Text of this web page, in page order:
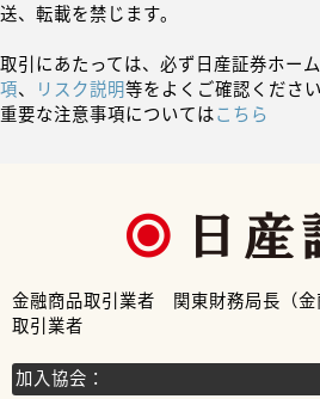
送、転載を禁じます。
取引にあたっては、必ず日産証券ホー
項、 リスク説明等をよくご確認ください
重要な注意事項についてはこちら
金融商品取引業者 関東財務局長（
取引業者
加入協会：